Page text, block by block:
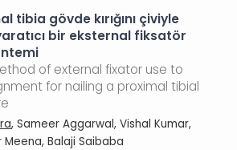
tibia gövde kırığını çiviyle
bir eksternal fiksatör
of external fixator use to
for nailing a proximal tibial
, Sameer Aggarwal, Vishal Kumar,
Meena, Balaji Saibaba